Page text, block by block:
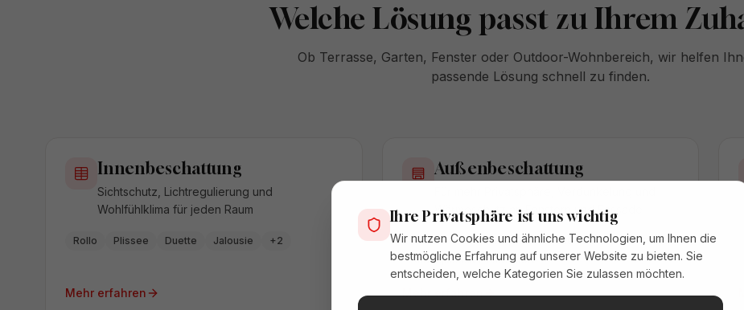
Welche Lösung passt zu Ihrem
Ob Terrasse, Garten, Fenster oder Outdoor-Wohnbereich, wir helfen
passende Lösung schnell zu finden.
Innenbeschattung
Sichtschutz, Lichtregulierung und
Wohlfühlklima für jeden Raum
Rollo Plissee Duette Jalousie +2
Mehr erfahren
Außenbeschattung
Wärmeschutz an Fenstern und Fassade
Rollläden Textilrollos / Screens
Solar Rollläden
Außenjalousien / Raffstore
Mehr erfahren
Ihre Privatsphäre ist uns wichtig
Wir nutzen Cookies und ähnliche Technologien, um Ihnen die
bestmögliche Erfahrung auf unserer Website zu bieten. Sie
entscheiden, welche Kategorien Sie zulassen möchten.